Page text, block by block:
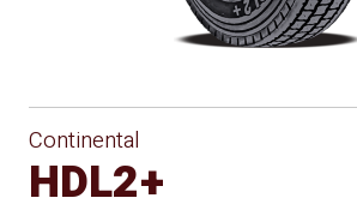
Continental
HDL2+